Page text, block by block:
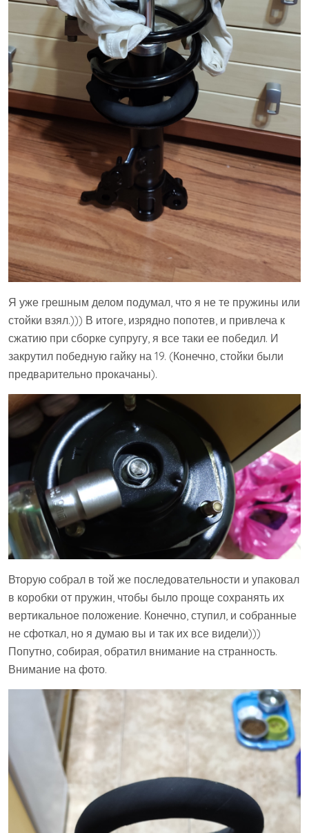
Я уже грешным делом подумал, что я не те пружины или
стойки взял.))) В итоге, изрядно попотев, и привлеча к
сжатию при сборке супругу, я все таки ее победил. И
закрутил победную гайку на 19. (Конечно, стойки были
предварительно прокачаны).
Вторую собрал в той же последовательности и упаковал
в коробки от пружин, чтобы было проще сохранять их
вертикальное положение. Конечно, ступил, и собранные
не сфоткал, но я думаю вы и так их все видели)))
Попутно, собирая, обратил внимание на странность.
Внимание на фото.